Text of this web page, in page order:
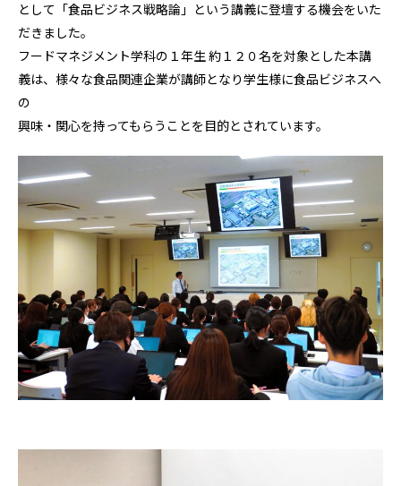
として「食品ビジネス戦略論」という講義に登壇する機会をいた
だきました。
フードマネジメント学科の１年生 約１２０名を対象とした本講
義は、様々な食品関連企業が講師となり学生様に食品ビジネスへ
の
興味・関心を持ってもらうことを目的とされています。